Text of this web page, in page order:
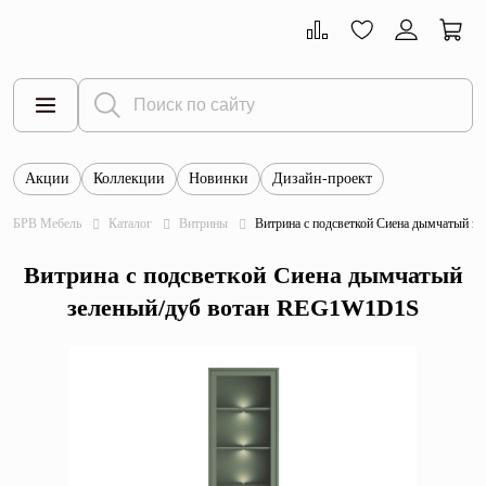
Все товары
Тумбы
Шкафы
Акции Коллекции Новинки Дизайн-проект
БРВ Мебель Каталог Витрины Витрина с подсветкой Сиена дымчатый
Витрина с подсветкой Сиена дымчатый
зеленый/дуб вотан REG1W1D1S